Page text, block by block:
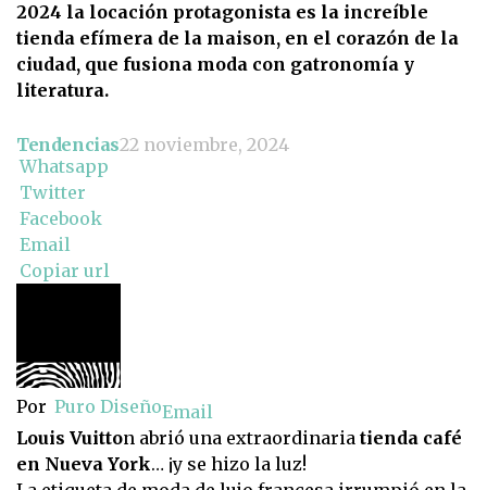
2024 la locación protagonista es la increíble
tienda efímera de la maison, en el corazón de la
ciudad, que fusiona moda con gatronomía y
literatura.
Tendencias22 noviembre, 2024
Whatsapp
Twitter
Facebook
Email
Copiar url
Por Puro DiseñoEmail
Louis Vuitton abrió una extraordinaria tienda café
en Nueva York… ¡y se hizo la luz!